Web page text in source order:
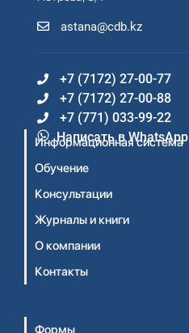
astana@cdb.kz
+7 (7172) 27-00-77
+7 (7172) 27-00-88
+7 (771) 033-99-22
Написать в WhatsApp
Информационная система
Обучение
Консультации
Журналы и книги
О компании
Контакты